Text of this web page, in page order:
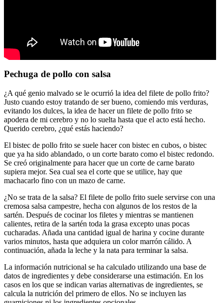
Pechuga de pollo con salsa
¿A qué genio malvado se le ocurrió la idea del filete de pollo frito?
Justo cuando estoy tratando de ser bueno, comiendo mis verduras,
evitando los dulces, la idea de hacer un filete de pollo frito se
apodera de mi cerebro y no lo suelta hasta que el acto está hecho.
Querido cerebro, ¿qué estás haciendo?
El bistec de pollo frito se suele hacer con bistec en cubos, o bistec
que ya ha sido ablandado, o un corte barato como el bistec redondo.
Se creó originalmente para hacer que un corte de carne barato
supiera mejor. Sea cual sea el corte que se utilice, hay que
machacarlo fino con un mazo de carne.
¿No se trata de la salsa? El filete de pollo frito suele servirse con una
cremosa salsa campestre, hecha con algunos de los restos de la
sartén. Después de cocinar los filetes y mientras se mantienen
calientes, retira de la sartén toda la grasa excepto unas pocas
cucharadas. Añada una cantidad igual de harina y cocine durante
varios minutos, hasta que adquiera un color marrón cálido. A
continuación, añada la leche y la nata para terminar la salsa.
La información nutricional se ha calculado utilizando una base de
datos de ingredientes y debe considerarse una estimación. En los
casos en los que se indican varias alternativas de ingredientes, se
calcula la nutrición del primero de ellos. No se incluyen las